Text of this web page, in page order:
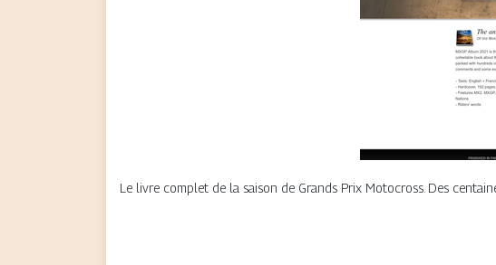
Le livre complet de la saison de Grands Prix Motocross. Des